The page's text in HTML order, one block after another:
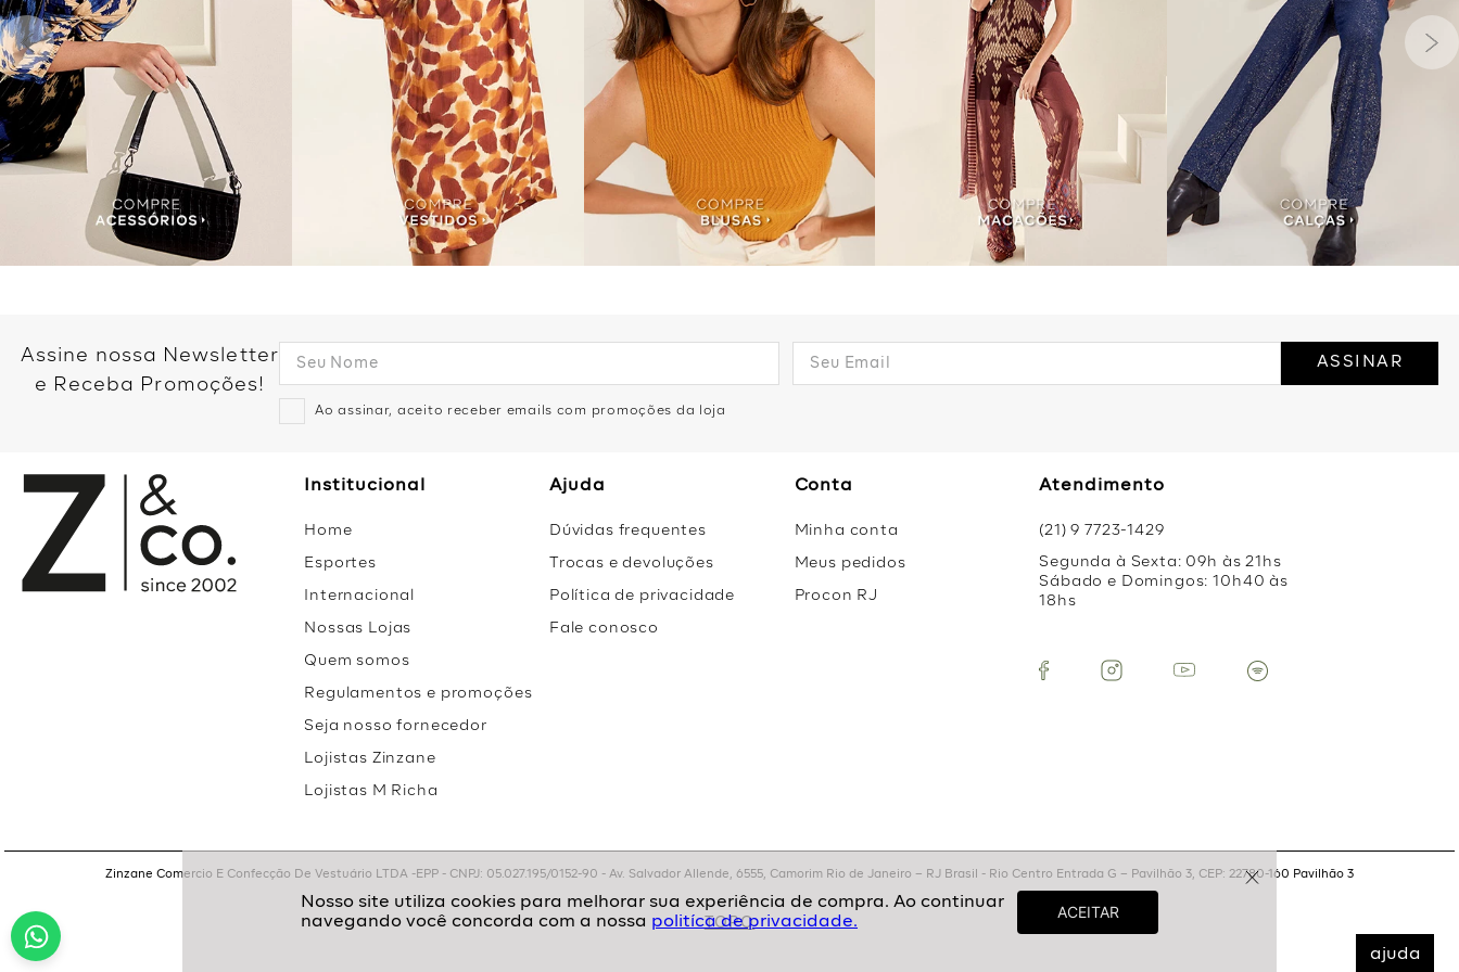
ajuda
politíca de privacidade.
Assine nossa Newsletter
e Receba Promoções!
Ao assinar, aceito receber emails com promoções da loja
ASSINAR
Institucional
Home
Esportes
Internacional
Nossas Lojas
Quem somos
Regulamentos e promoções
Seja nosso fornecedor
Lojistas Zinzane
Lojistas M Richa
Ajuda
Dúvidas frequentes
Trocas e devoluções
Política de privacidade
Fale conosco
Conta
Minha conta
Meus pedidos
Procon RJ
Atendimento
(21) 9 7723-1429
Segunda à Sexta: 09h às 21hs
Sábado e Domingos: 10h40 às
18hs
Zinzane Comercio E Confecção De Vestuário LTDA -EPP - CNPJ: 05.027.195/0152-90 - Av. Salvador Allende, 6555, Camorim Rio de Janeiro – RJ Brasil - Rio Centro Entrada G – Pavilhão 3, CEP: 22780-160 Pavilhão 3
TOPO